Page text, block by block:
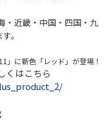
・ 近畿・中国・四国・九
。
」に新色「レッド」が登場！
くはこちら